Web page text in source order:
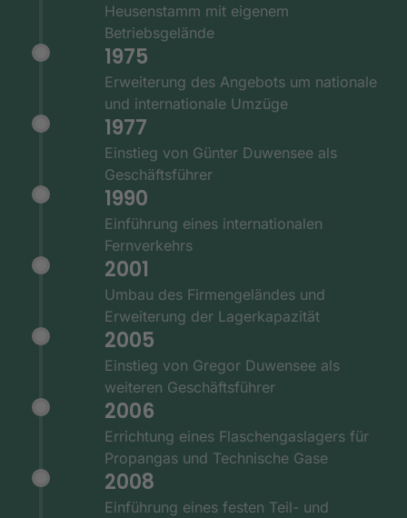
Heusenstamm mit eigenem
Betriebsgelände
1975
Erweiterung des Angebots um nationale
und internationale Umzüge
1977
Einstieg von Günter Duwensee als
Geschäftsführer
1990
Einführung eines internationalen
Fernverkehrs
2001
Umbau des Firmengeländes und
Erweiterung der Lagerkapazität
2005
Einstieg von Gregor Duwensee als
weiteren Geschäftsführer
2006
Errichtung eines Flaschengaslagers für
Propangas und Technische Gase
2008
Einführung eines festen Teil- und